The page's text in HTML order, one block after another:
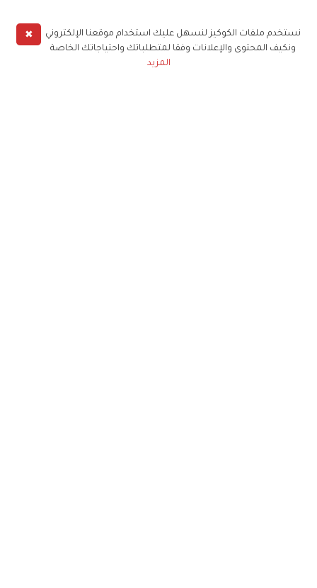
✖
نستخدم ملفات الكوكيز لنسهل عليك استخدام موقعنا الإلكتروني
ونكيف المحتوى والإعلانات وفقا لمتطلباتك واحتياجاتك الخاصة
المزيد